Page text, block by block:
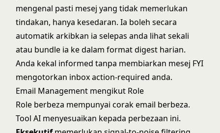
mengenal pasti mesej yang tidak memerlukan
tindakan, hanya kesedaran. Ia boleh secara
automatik arkibkan ia selepas anda lihat sekali
atau bundle ia ke dalam format digest harian.
Anda kekal informed tanpa membiarkan mesej FYI
mengotorkan inbox action-required anda.
Email Management mengikut Role
Role berbeza mempunyai corak email berbeza.
Tool AI menyesuaikan kepada perbezaan ini.